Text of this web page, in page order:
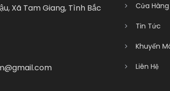
Xã Tam Giang, Tình Bắc
Cửa Hàng
Tin Tức
Khuyến
Liên Hệ